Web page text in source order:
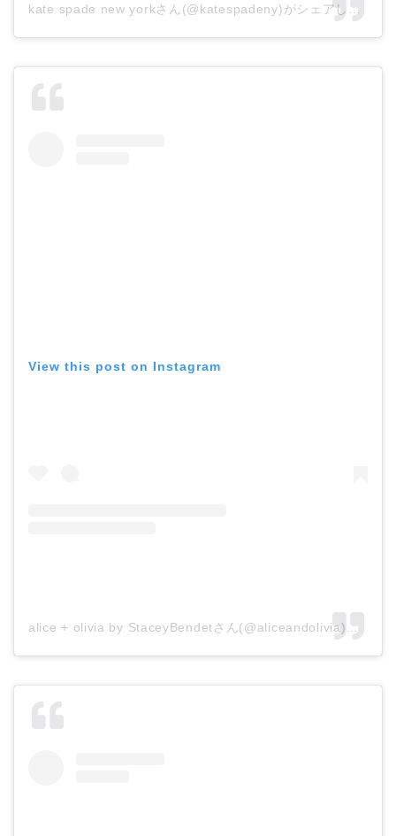
kate spade new yorkさん(@katespadeny)がシェアした投稿
View this post on Instagram
alice + olivia by StaceyBendetさん(@aliceandolivia)がシェアした投稿